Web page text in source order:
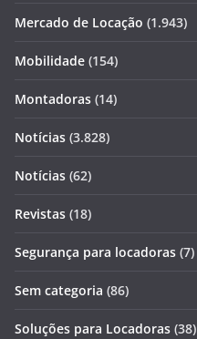
Mercado de Locação (1.943)
Mobilidade (154)
Montadoras (14)
Notícias (3.828)
Notícias (62)
Revistas (18)
Segurança para locadoras (7)
Sem categoria (86)
Soluções para Locadoras (38)